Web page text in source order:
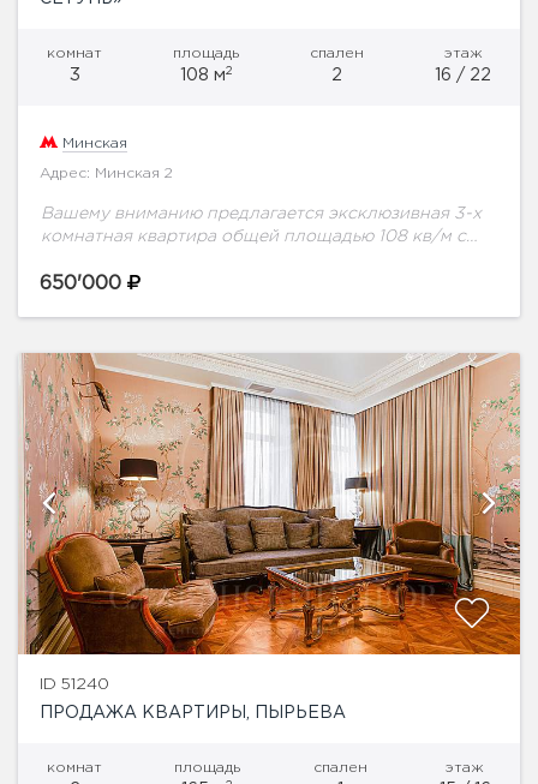
комнат
3
площадь
108 м2
спален
2
этаж
16 / 22
Минская
Адрес: Минская 2
Вашему вниманию предлагается эксклюзивная 3-х
комнатная квартира общей площадью 108 кв/м с
стиле с великолепными панорамными видами. В
650'000
ID 51240
ПРОДАЖА КВАРТИРЫ, ПЫРЬЕВА
комнат площадь спален этаж